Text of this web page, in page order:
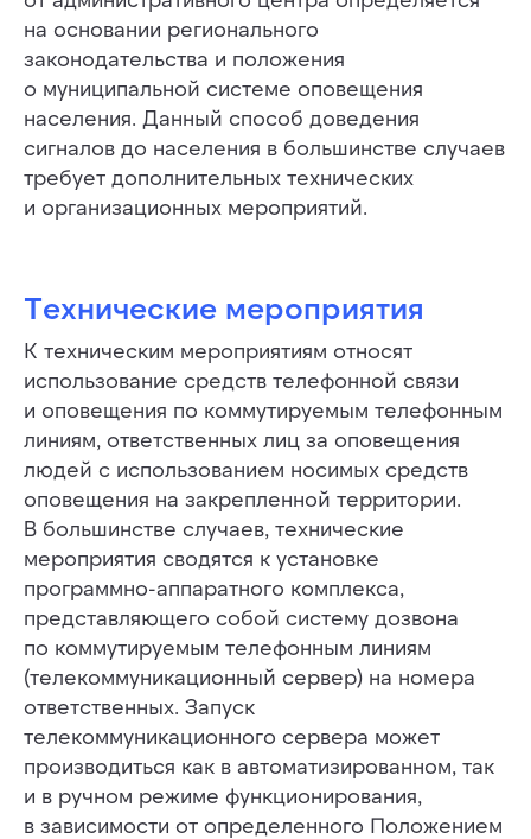
на основании регионального
законодательства и положения
о муниципальной системе оповещения
населения. Данный способ доведения
сигналов до населения в большинстве случаев
требует дополнительных технических
и организационных мероприятий.
Технические мероприятия
К техническим мероприятиям относят
использование средств телефонной связи
и оповещения по коммутируемым телефонным
линиям, ответственных лиц за оповещения
людей с использованием носимых средств
оповещения на закрепленной территории.
В большинстве случаев, технические
мероприятия сводятся к установке
программно-аппаратного комплекса,
представляющего собой систему дозвона
по коммутируемым телефонным линиям
(телекоммуникационный сервер) на номера
ответственных. Запуск
телекоммуникационного сервера может
производиться как в автоматизированном, так
и в ручном режиме функционирования,
в зависимости от определенного Положением